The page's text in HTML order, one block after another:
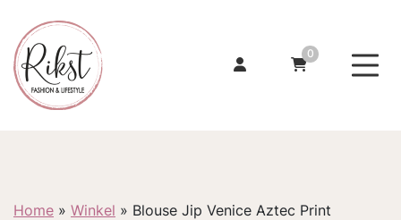
0
Home » Winkel » Blouse Jip Venice Aztec Print